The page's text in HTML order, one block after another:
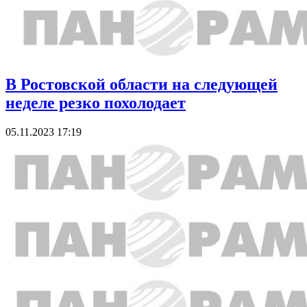
В Ростовской области на следующей
неделе резко похолодает
05.11.2023 17:19